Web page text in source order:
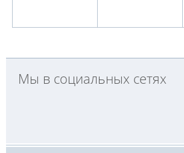
Мы в социальных сетях